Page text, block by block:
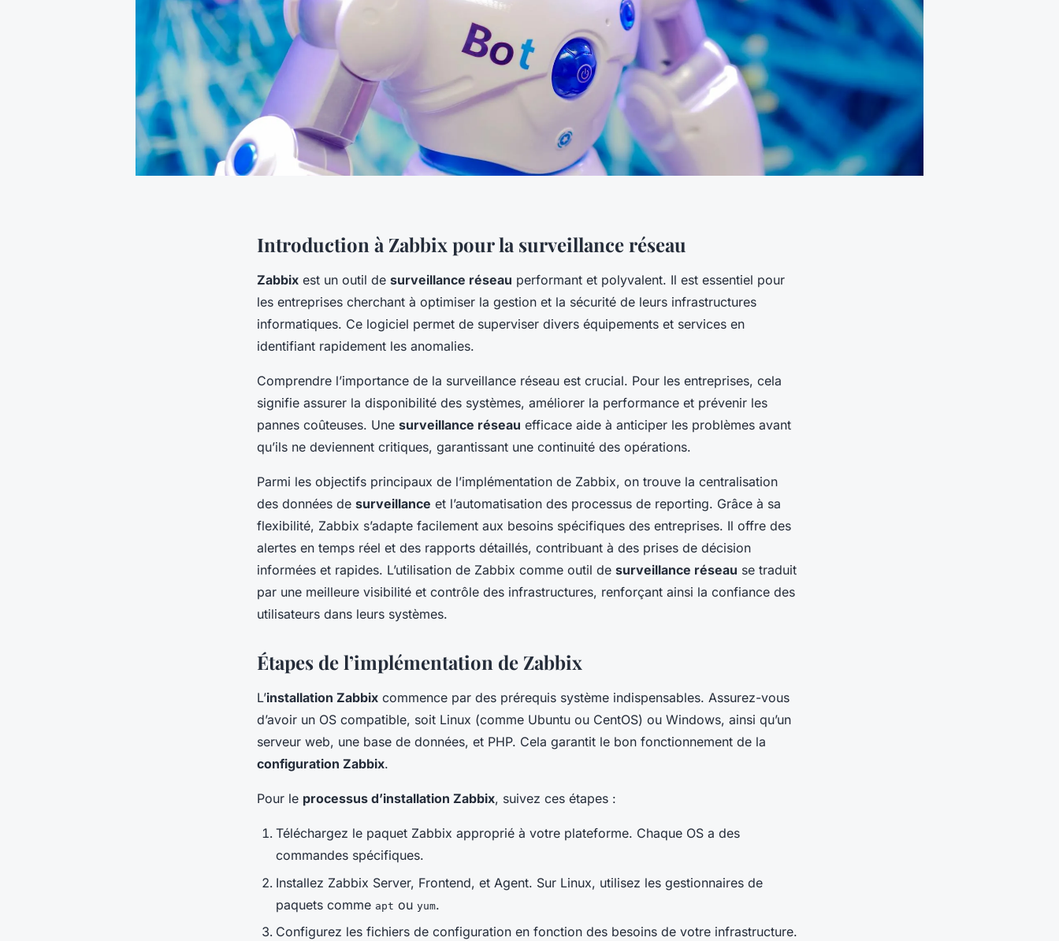
Introduction à Zabbix pour la surveillance réseau
Zabbix est un outil de surveillance réseau performant et polyvalent. Il est essentiel pour
les entreprises cherchant à optimiser la gestion et la sécurité de leurs infrastructures
informatiques. Ce logiciel permet de superviser divers équipements et services en
identifiant rapidement les anomalies.
Comprendre l’importance de la surveillance réseau est crucial. Pour les entreprises, cela
signifie assurer la disponibilité des systèmes, améliorer la performance et prévenir les
pannes coûteuses. Une surveillance réseau efficace aide à anticiper les problèmes avant
qu’ils ne deviennent critiques, garantissant une continuité des opérations.
Parmi les objectifs principaux de l’implémentation de Zabbix, on trouve la centralisation
des données de surveillance et l’automatisation des processus de reporting. Grâce à sa
flexibilité, Zabbix s’adapte facilement aux besoins spécifiques des entreprises. Il offre des
alertes en temps réel et des rapports détaillés, contribuant à des prises de décision
informées et rapides. L’utilisation de Zabbix comme outil de surveillance réseau se traduit
par une meilleure visibilité et contrôle des infrastructures, renforçant ainsi la confiance des
utilisateurs dans leurs systèmes.
Étapes de l’implémentation de Zabbix
L’installation Zabbix commence par des prérequis système indispensables. Assurez-vous
d’avoir un OS compatible, soit Linux (comme Ubuntu ou CentOS) ou Windows, ainsi qu’un
serveur web, une base de données, et PHP. Cela garantit le bon fonctionnement de la
configuration Zabbix.
Pour le processus d’installation Zabbix, suivez ces étapes :
Téléchargez le paquet Zabbix approprié à votre plateforme. Chaque OS a des
commandes spécifiques.
Installez Zabbix Server, Frontend, et Agent. Sur Linux, utilisez les gestionnaires de
paquets comme apt ou yum.
Configurez les fichiers de configuration en fonction des besoins de votre infrastructure.